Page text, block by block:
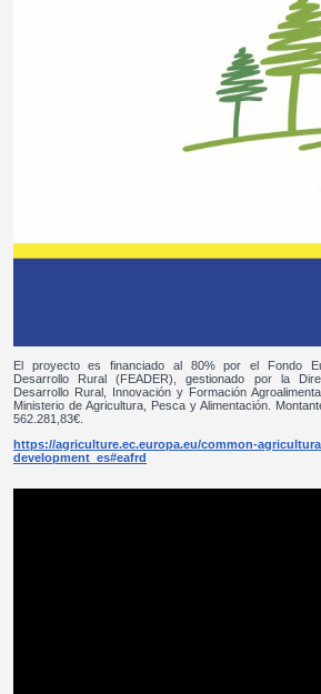
El proyecto es financiado al 80% por el Fondo
Desarrollo Rural (FEADER), gestionado por la
Desarrollo Rural, Innovación y Formación
Ministerio de Agricultura, Pesca y Alimentación.
562.281,83€.
https://agriculture.ec.europa.eu/common-
development_es#eafrd